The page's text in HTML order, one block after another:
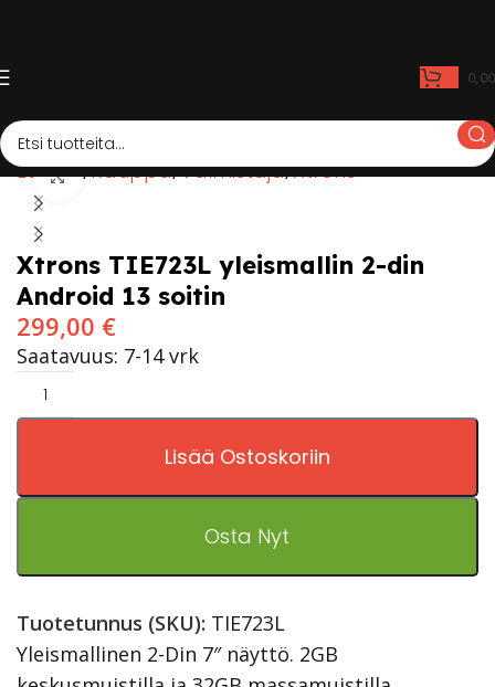
Etusivu Kauppa Valmistaja Xtrons
Click to enlarge
Xtrons TIE723L yleismallin 2-din
Android 13 soitin
299,00 €
Saatavuus: 7-14 vrk
Lisää Ostoskoriin
Osta Nyt
Tuotetunnus (SKU): TIE723L
Yleismallinen 2-Din 7″ näyttö. 2GB